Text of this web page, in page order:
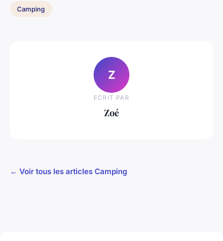
Camping
Z
ECRIT PAR
Zoé
← Voir tous les articles Camping